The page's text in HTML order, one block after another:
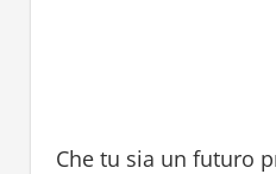
Che tu sia un futuro